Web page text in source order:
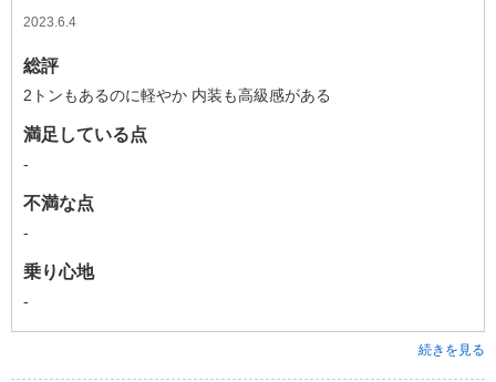
2023.6.4
総評
2トンもあるのに軽やか 内装も高級感がある
満足している点
-
不満な点
-
乗り心地
-
続きを見る